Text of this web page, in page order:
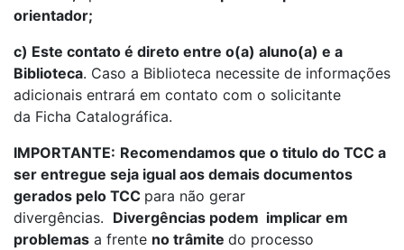
orientador;
c) Este contato é direto entre o(a) aluno(a) e a
Biblioteca. Caso a Biblioteca necessite de informações
adicionais entrará em contato com o solicitante
da Ficha Catalográfica.
IMPORTANTE: Recomendamos que o titulo do TCC a
ser entregue seja igual aos demais documentos
gerados pelo TCC para não gerar
divergências. Divergências podem implicar em
problemas a frente no trâmite do processo